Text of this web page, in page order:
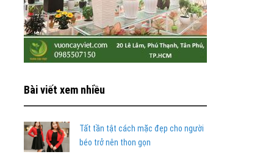
Bài viết xem nhiều
Tất tần tật cách mặc đẹp cho người
béo trở nên thon gọn